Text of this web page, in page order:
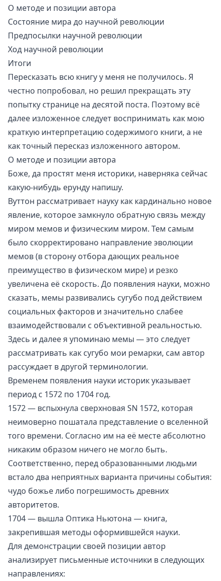
О методе и позиции автора
Состояние мира до научной революции
Предпосылки научной революции
Ход научной революции
Итоги
Пересказать всю книгу у меня не получилось. Я
честно попробовал, но решил прекращать эту
попытку странице на десятой поста. Поэтому всё
далее изложенное следует воспринимать как мою
краткую интерпретацию содержимого книги, а не
как точный пересказ изложенного автором.
О методе и позиции автора
Боже, да простят меня историки, наверняка сейчас
какую-нибудь ерунду напишу.
Вуттон рассматривает науку как кардинально новое
явление, которое замкнуло обратную связь между
миром мемов и физическим миром. Тем самым
было скорректировано направление эволюции
мемов (в сторону отбора дающих реальное
преимущество в физическом мире) и резко
увеличена её скорость. До появления науки, можно
сказать, мемы развивались сугубо под действием
социальных факторов и значительно слабее
взаимодействовали с объективной реальностью.
Здесь и далее я упоминаю мемы — это следует
рассматривать как сугубо мои ремарки, сам автор
рассуждает в другой терминологии.
Временем появления науки историк указывает
период с 1572 по 1704 год.
1572 — вспыхнула сверхновая SN 1572, которая
неимоверно пошатала представление о вселенной
того времени. Согласно им на её месте абсолютно
никаким образом ничего не могло быть.
Соответственно, перед образованными людьми
встало два неприятных варианта причины события:
чудо божье либо погрешимость древних
авторитетов.
1704 — вышла Оптика Ньютона — книга,
закрепившая методы оформившейся науки.
Для демонстрации своей позиции автор
анализирует письменные источники в следующих
направлениях: